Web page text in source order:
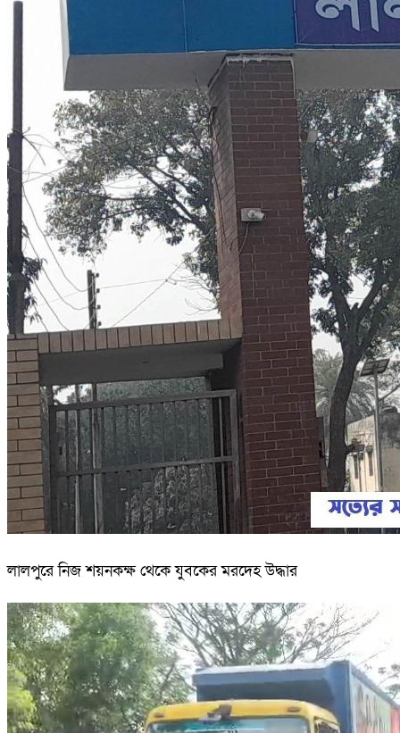
লালপুরে নিজ শয়নকক্ষ থেকে যুবকের মরদেহ উদ্ধার